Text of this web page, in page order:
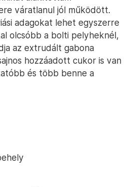
váratlanul jól működött.
adagokat lehet egyszerre
olcsóbb a bolti pelyheknél,
az extrudált gabona
hozzáadott cukor is van
és több benne a